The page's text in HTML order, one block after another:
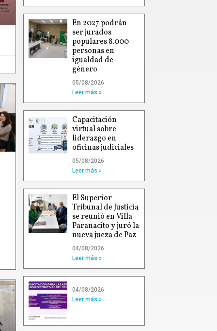
En 2027 podrán
ser jurados
populares 8.000
personas en
igualdad de
género
05/08/2026
Leer más »
Capacitación
virtual sobre
liderazgo en
oficinas judiciales
05/08/2026
Leer más »
El Superior
Tribunal de Justicia
se reunió en Villa
Paranacito y juró la
nueva jueza de Paz
04/08/2026
Leer más »
04/08/2026
Leer más »